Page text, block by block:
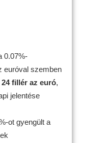
0.07%-
euróval szemben
fillér az euró,
jelentése
ot gyengült a